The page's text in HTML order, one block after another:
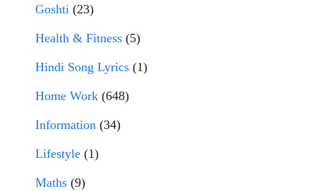
Goshti (23)
Health & Fitness (5)
Hindi Song Lyrics (1)
Home Work (648)
Information (34)
Lifestyle (1)
Maths (9)